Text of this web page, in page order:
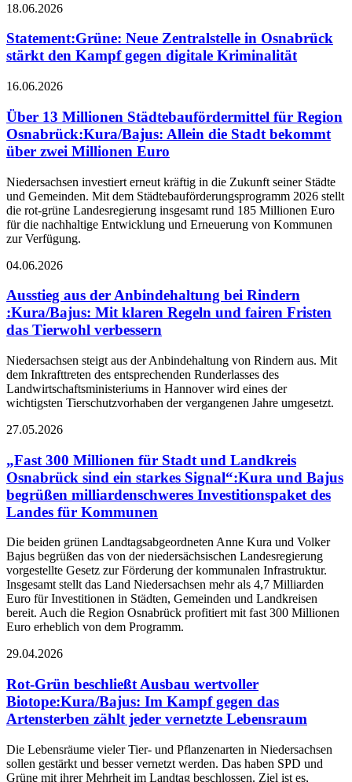
18.06.2026
Statement:Grüne: Neue Zentralstelle in Osnabrück
stärkt den Kampf gegen digitale Kriminalität
16.06.2026
Über 13 Millionen Städtebaufördermittel für Region
Osnabrück:Kura/Bajus: Allein die Stadt bekommt
über zwei Millionen Euro
Niedersachsen investiert erneut kräftig in die Zukunft seiner Städte
und Gemeinden. Mit dem Städtebauförderungsprogramm 2026 stellt
die rot-grüne Landesregierung insgesamt rund 185 Millionen Euro
für die nachhaltige Entwicklung und Erneuerung von Kommunen
zur Verfügung.
04.06.2026
Ausstieg aus der Anbindehaltung bei Rindern
:Kura/Bajus: Mit klaren Regeln und fairen Fristen
das Tierwohl verbessern
Niedersachsen steigt aus der Anbindehaltung von Rindern aus. Mit
dem Inkrafttreten des entsprechenden Runderlasses des
Landwirtschaftsministeriums in Hannover wird eines der
wichtigsten Tierschutzvorhaben der vergangenen Jahre umgesetzt.
27.05.2026
„Fast 300 Millionen für Stadt und Landkreis
Osnabrück sind ein starkes Signal“:Kura und Bajus
begrüßen milliardenschweres Investitionspaket des
Landes für Kommunen
Die beiden grünen Landtagsabgeordneten Anne Kura und Volker
Bajus begrüßen das von der niedersächsischen Landesregierung
vorgestellte Gesetz zur Förderung der kommunalen Infrastruktur.
Insgesamt stellt das Land Niedersachsen mehr als 4,7 Milliarden
Euro für Investitionen in Städten, Gemeinden und Landkreisen
bereit. Auch die Region Osnabrück profitiert mit fast 300 Millionen
Euro erheblich von dem Programm.
29.04.2026
Rot-Grün beschließt Ausbau wertvoller
Biotope:Kura/Bajus: Im Kampf gegen das
Artensterben zählt jeder vernetzte Lebensraum
Die Lebensräume vieler Tier- und Pflanzenarten in Niedersachsen
sollen gestärkt und besser vernetzt werden. Das haben SPD und
Grüne mit ihrer Mehrheit im Landtag beschlossen. Ziel ist es,